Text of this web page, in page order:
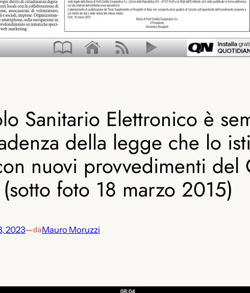
Sanitario Elettronico è
della legge che lo
nuovi provvedimenti del
foto 18 marzo 2015)
2023—daMauro Moruzzi